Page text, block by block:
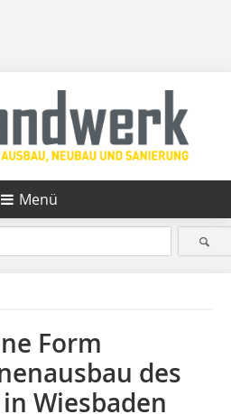
Menü
Form
des
Wiesbaden